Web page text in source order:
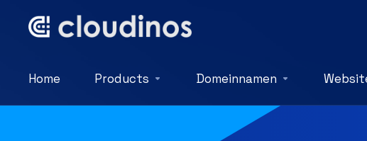
Home Products Domeinnamen